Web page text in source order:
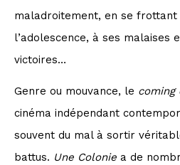
maladroitement, en se frottant
l’adolescence, à ses malaises
victoires…
Genre ou mouvance, le coming
cinéma indépendant
souvent du mal à sortir
battus. Une Colonie a de